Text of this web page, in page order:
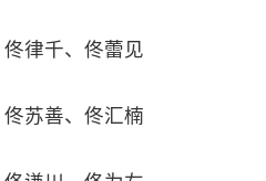
律千、佟蕾见
苏善、佟汇楠